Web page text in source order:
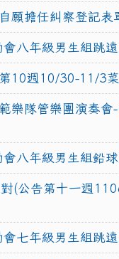
願擔任糾察登記表
八年級男生組跳
10週10/30-11/3
樂隊管樂團演奏會
八年級男生組鉛
(公告第十一週
七年級男生組跳